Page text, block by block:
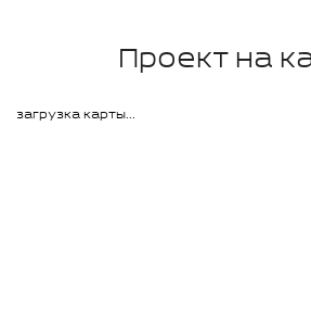
Проект на
загрузка карты...